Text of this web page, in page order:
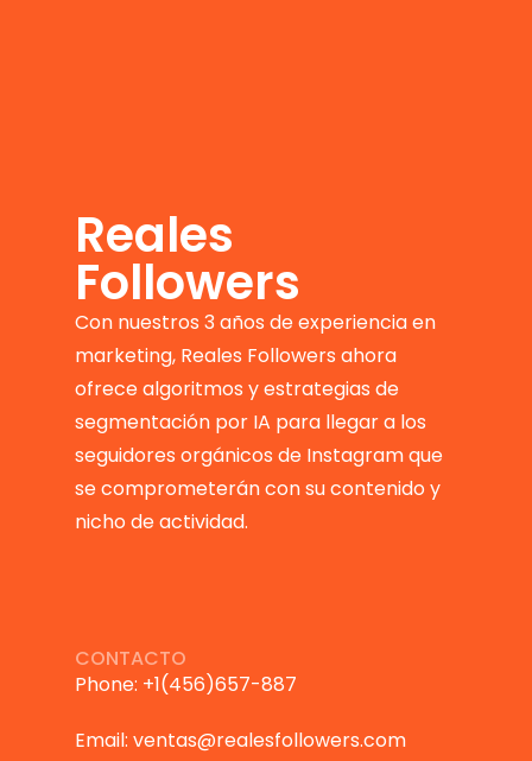
Reales
Followers
Con nuestros 3 años de experiencia en
marketing, Reales Followers ahora
ofrece algoritmos y estrategias de
segmentación por IA para llegar a los
seguidores orgánicos de Instagram que
se comprometerán con su contenido y
nicho de actividad.
CONTACTO
Phone: +1(456)657-887
Email: ventas@realesfollowers.com